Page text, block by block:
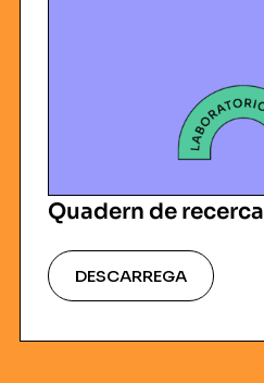
Quadern de recerca
DESCARREGA